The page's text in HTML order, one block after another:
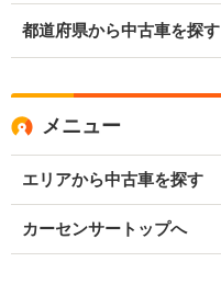
都道府県から中古車を探す
メニュー
エリアから中古車を探す
カーセンサートップへ